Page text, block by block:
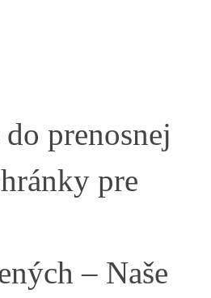
prenosnej
pre
– Naše